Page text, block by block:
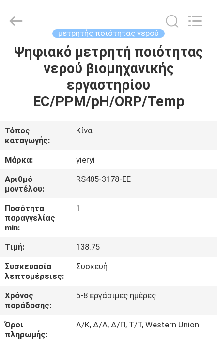
ΑΡΧΙΚΉ
ΣΕΛΊΔΑ
ΠΡΟΪΌΝΤΑ
ΣΧΕΤΙΚΆ
ΜΕ
ΕΜΆΣ
ΓΎΡΟΣ
ΕΡΓΟΣΤΑΣΊΩΝ
ΠΟΙΟΤΙΚΌΣ
ΕΠΑΦΉ
ΝΈΑ
Technology
μετρητής ποιότητας νερού
Ψηφιακό μετρητή ποιότητας
νερού βιομηχανικής
εργαστηρίου
EC/PPM/pH/ORP/Temp
Τόπος
καταγωγής:
Κίνα
Μάρκα:
yieryi
Αριθμό
μοντέλου:
RS485-3178-ΕΕ
Ποσότητα
παραγγελίας
min:
1
Τιμή:
138.75
Συσκευασία
λεπτομέρειες:
Συσκευή
Χρόνος
παράδοσης:
5-8 εργάσιμες ημέρες
Όροι
πληρωμής:
Λ/Κ, Δ/Α, Δ/Π, Τ/Τ, Western Union